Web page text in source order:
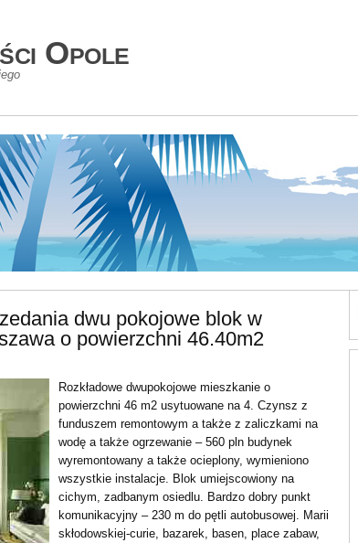
Opole
dwu pokojowe blok w
o powierzchni 46.40m2
Rozkładowe dwupokojowe mieszkanie o
powierzchni 46 m2 usytuowane na 4. Czynsz z
funduszem remontowym a także z zaliczkami na
wodę a także ogrzewanie – 560 pln budynek
wyremontowany a także ocieplony, wymieniono
wszystkie instalacje. Blok umiejscowiony na
cichym, zadbanym osiedlu. Bardzo dobry punkt
komunikacyjny – 230 m do pętli autobusowej. Marii
skłodowskiej-curie, bazarek, basen, place zabaw,